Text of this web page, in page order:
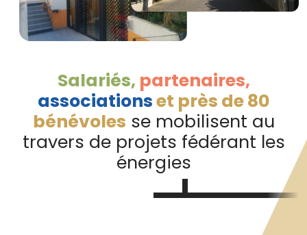
Salariés, partenaires,
associationset près de 80
bénévoles se mobilisent au
travers de projets fédérant les
énergies